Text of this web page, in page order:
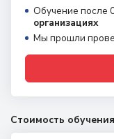
Обучение после
организациях
Мы прошли
Стоимость обучения